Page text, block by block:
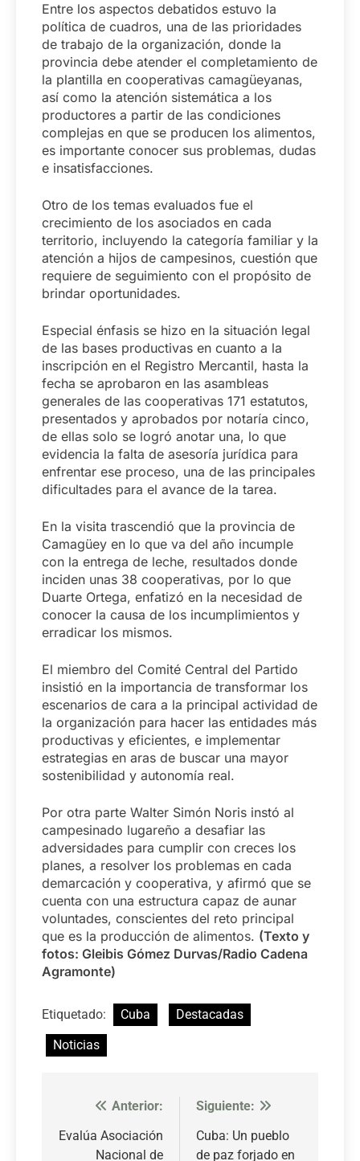
Entre los aspectos debatidos estuvo la
política de cuadros, una de las prioridades
de trabajo de la organización, donde la
provincia debe atender el completamiento de
la plantilla en cooperativas camagüeyanas,
así como la atención sistemática a los
productores a partir de las condiciones
complejas en que se producen los alimentos,
es importante conocer sus problemas, dudas
e insatisfacciones.
Otro de los temas evaluados fue el
crecimiento de los asociados en cada
territorio, incluyendo la categoría familiar y la
atención a hijos de campesinos, cuestión que
requiere de seguimiento con el propósito de
brindar oportunidades.
Especial énfasis se hizo en la situación legal
de las bases productivas en cuanto a la
inscripción en el Registro Mercantil, hasta la
fecha se aprobaron en las asambleas
generales de las cooperativas 171 estatutos,
presentados y aprobados por notaría cinco,
de ellas solo se logró anotar una, lo que
evidencia la falta de asesoría jurídica para
enfrentar ese proceso, una de las principales
dificultades para el avance de la tarea.
En la visita trascendió que la provincia de
Camagüey en lo que va del año incumple
con la entrega de leche, resultados donde
inciden unas 38 cooperativas, por lo que
Duarte Ortega, enfatizó en la necesidad de
conocer la causa de los incumplimientos y
erradicar los mismos.
El miembro del Comité Central del Partido
insistió en la importancia de transformar los
escenarios de cara a la principal actividad de
la organización para hacer las entidades más
productivas y eficientes, e implementar
estrategias en aras de buscar una mayor
sostenibilidad y autonomía real.
Por otra parte Walter Simón Noris instó al
campesinado lugareño a desafiar las
adversidades para cumplir con creces los
planes, a resolver los problemas en cada
demarcación y cooperativa, y afirmó que se
cuenta con una estructura capaz de aunar
voluntades, conscientes del reto principal
que es la producción de alimentos. (Texto y
fotos: Gleibis Gómez Durvas/Radio Cadena
Agramonte)
Etiquetado: Cuba
Destacadas
Noticias
Navegación
de
Anterior:
Evalúa Asociación
Nacional de
Siguiente:
Cuba: Un pueblo
de paz forjado en